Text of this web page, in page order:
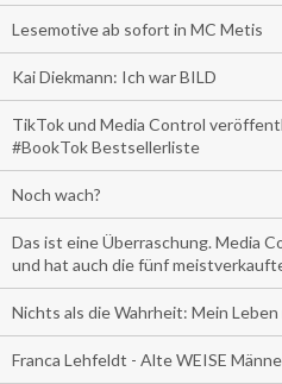
Lesemotive ab sofort in MC Metis
Kai Diekmann: Ich war BILD
TikTok und Media Control
#BookTok Bestsellerliste
Noch wach?
Das ist eine Überraschung. Media
und hat auch die fünf
Nichts als die Wahrheit: Mein
Franca Lehfeldt - Alte WEISE